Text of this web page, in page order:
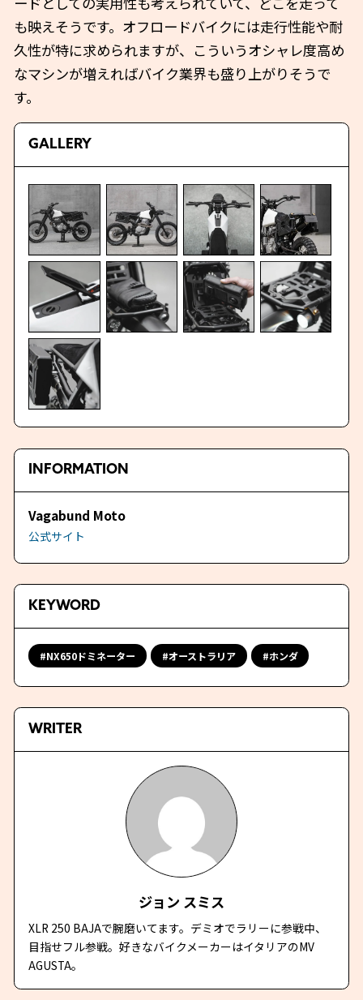
も映えそうです。オフロードバイクには走行性能や耐
久性が特に求められますが、こういうオシャレ度高め
なマシンが増えればバイク業界も盛り上がりそうで
す。
GALLERY
INFORMATION
Vagabund Moto
公式サイト
KEYWORD
NX650ドミネーター オーストラリア ホンダ
WRITER
ジョン スミス
XLR 250 BAJAで腕磨いてます。デミオでラリーに参戦中、
目指せフル参戦。好きなバイクメーカーはイタリアのMV
AGUSTA。